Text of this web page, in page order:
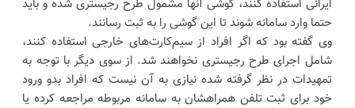
ایرانی استفاده کنند، گوشی آنها مشمول طرح رجیستری شده و باید
حتما وارد سامانه شوند تا این گوشی را به ثبت رسانند.
وی گفته بود که اگر افراد از سیم‌کارت‌های خارجی استفاده کنند،
شامل اجرای طرح رجیستری نخواهند شد. از سوی دیگر با توجه به
تمهیدات در نظر گرفته شده نیازی به آن نیست که افراد بدو ورود
خود برای ثبت تلفن همراهشان به سامانه مربوطه مراجعه کرده یا